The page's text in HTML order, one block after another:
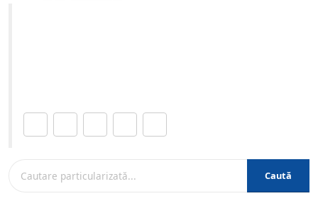
Caută